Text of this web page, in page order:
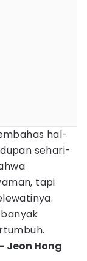
hal-
sehari-
tapi
Jeon Hong